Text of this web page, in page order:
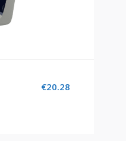
€20.28